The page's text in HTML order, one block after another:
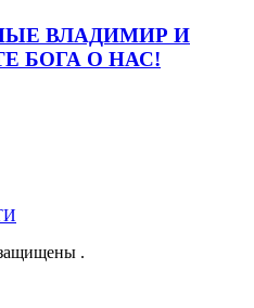
ВЛАДИМИР И
БОГА О НАС!
.